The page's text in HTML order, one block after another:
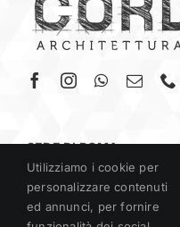
SEDE DI ROMA
Circonvallazione
00152 Roma
Utilizziamo i cookie per
personalizzare contenuti
ed annunci, per fornire